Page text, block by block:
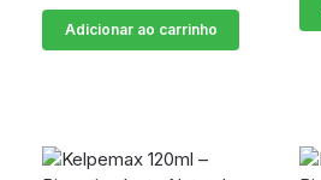
Adicionar ao carrinho